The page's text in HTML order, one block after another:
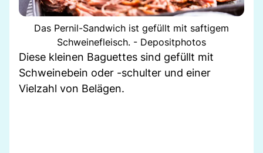
Das Pernil-Sandwich ist gefüllt mit saftigem
Schweinefleisch. - Depositphotos
Diese kleinen Baguettes sind gefüllt mit
Schweinebein oder -schulter und einer
Vielzahl von Belägen.